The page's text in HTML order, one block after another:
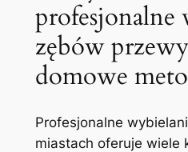
profesjonalne
⁢zębów
domowe
Profesjonalne
miastach oferuje wiele